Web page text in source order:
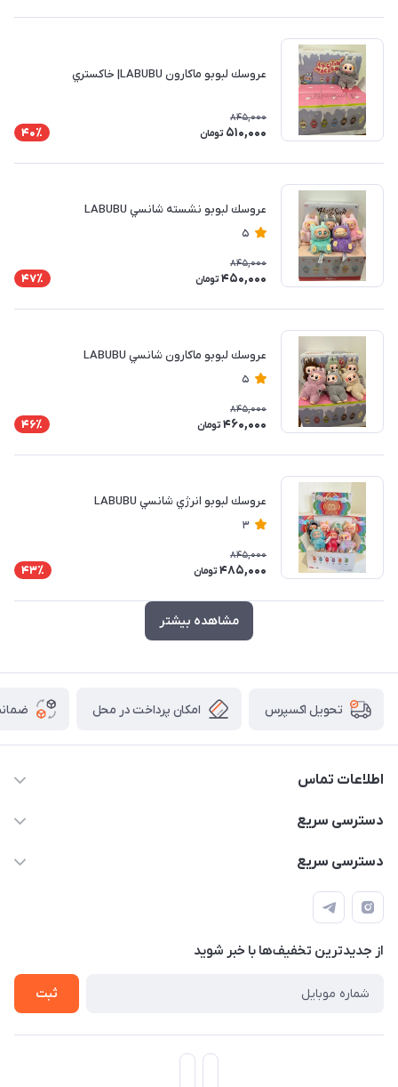
عروسك لبوبو ماكارون LABUBU| خاكستري
845,000
510,000 تومان 40٪
عروسك لبوبو نشسته شانسي LABUBU
5
845,000
450,000 تومان 47٪
عروسك لبوبو ماكارون شانسي LABUBU
5
845,000
460,000 تومان 46٪
عروسك لبوبو انرژي شانسي LABUBU
3
845,000
485,000 تومان 43٪
مشاهده بیشتر
تحویل اکسپرس امکان پرداخت در محل
اطلاعات تماس
۰۹۳۵۶۰۴۰۳۶۵
سیمای ورزش
دسترسی سریع
اسکیت فلایینگ ایگل
اسکیت دخترانه
دسترسی سریع
اسکوتر برقی دخترانه
اسکیت روسز
اسکوتر
از جدید‌ترین تخفیف‌ها با‌ خبر شوید
ثبت